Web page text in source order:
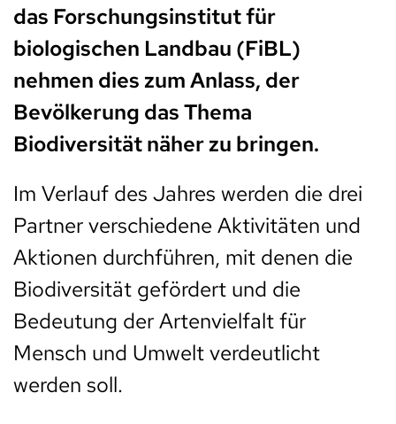
das Forschungsinstitut für
biologischen Landbau (FiBL)
nehmen dies zum Anlass, der
Bevölkerung das Thema
Biodiversität näher zu bringen.
Im Verlauf des Jahres werden die drei
Partner verschiedene Aktivitäten und
Aktionen durchführen, mit denen die
Biodiversität gefördert und die
Bedeutung der Artenvielfalt für
Mensch und Umwelt verdeutlicht
werden soll.